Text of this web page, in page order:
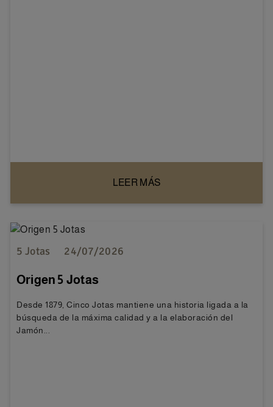
LEER MÁS
5 Jotas 24/07/2026
Origen 5 Jotas
Desde 1879, Cinco Jotas mantiene una historia ligada a la
búsqueda de la máxima calidad y a la elaboración del
Jamón...